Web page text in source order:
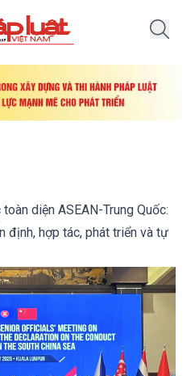
diện ASEAN-Trung Quốc:
định, hợp tác, phát triển và tự